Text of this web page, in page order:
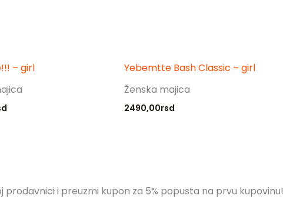
– girl
Yebemtte Bash Classic – girl
Ženska majica
2490,00rsd
prodavnici i preuzmi kupon za 5% popusta na prvu kupovinu!